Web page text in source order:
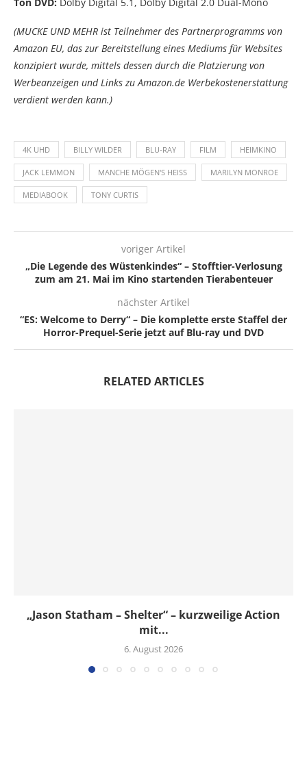
(MUCKE UND MEHR ist Teilnehmer des Partnerprogramms von
Amazon EU, das zur Bereitstellung eines Mediums für Websites
konzipiert wurde, mittels dessen durch die Platzierung von
Werbeanzeigen und Links zu Amazon.de Werbekostenerstattung
verdient werden kann.)
4K UHD BILLY WILDER BLU-RAY FILM HEIMKINO
JACK LEMMON MANCHE MÖGEN'S HEISS MARILYN MONROE
MEDIABOOK TONY CURTIS
voriger Artikel
„Die Legende des Wüstenkindes“ – Stofftier-Verlosung
zum am 21. Mai im Kino startenden Tierabenteuer
nächster Artikel
“ES: Welcome to Derry“ – Die komplette erste Staffel der
Horror-Prequel-Serie jetzt auf Blu-ray und DVD
RELATED ARTICLES
„Jason Statham – Shelter“ – kurzweilige Action
mit...
6. August 2026